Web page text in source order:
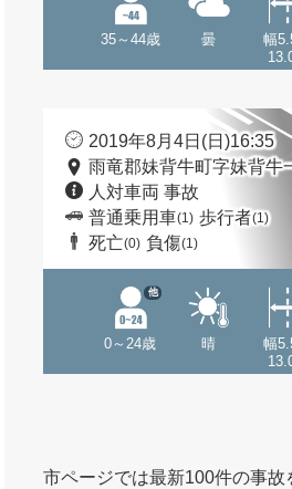
35～44歳 曇
幅
2019年8月4日(日)16:35
雨竜郡妹背牛町字妹背牛
人対車両 事故
普通乗用車(1) 歩行者(1)
死亡(0) 負傷(1)
0～24歳
他
晴
幅
市ページでは最新100件の事故